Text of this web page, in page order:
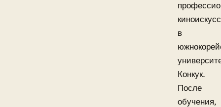
в
Конкук.
После
обучения,